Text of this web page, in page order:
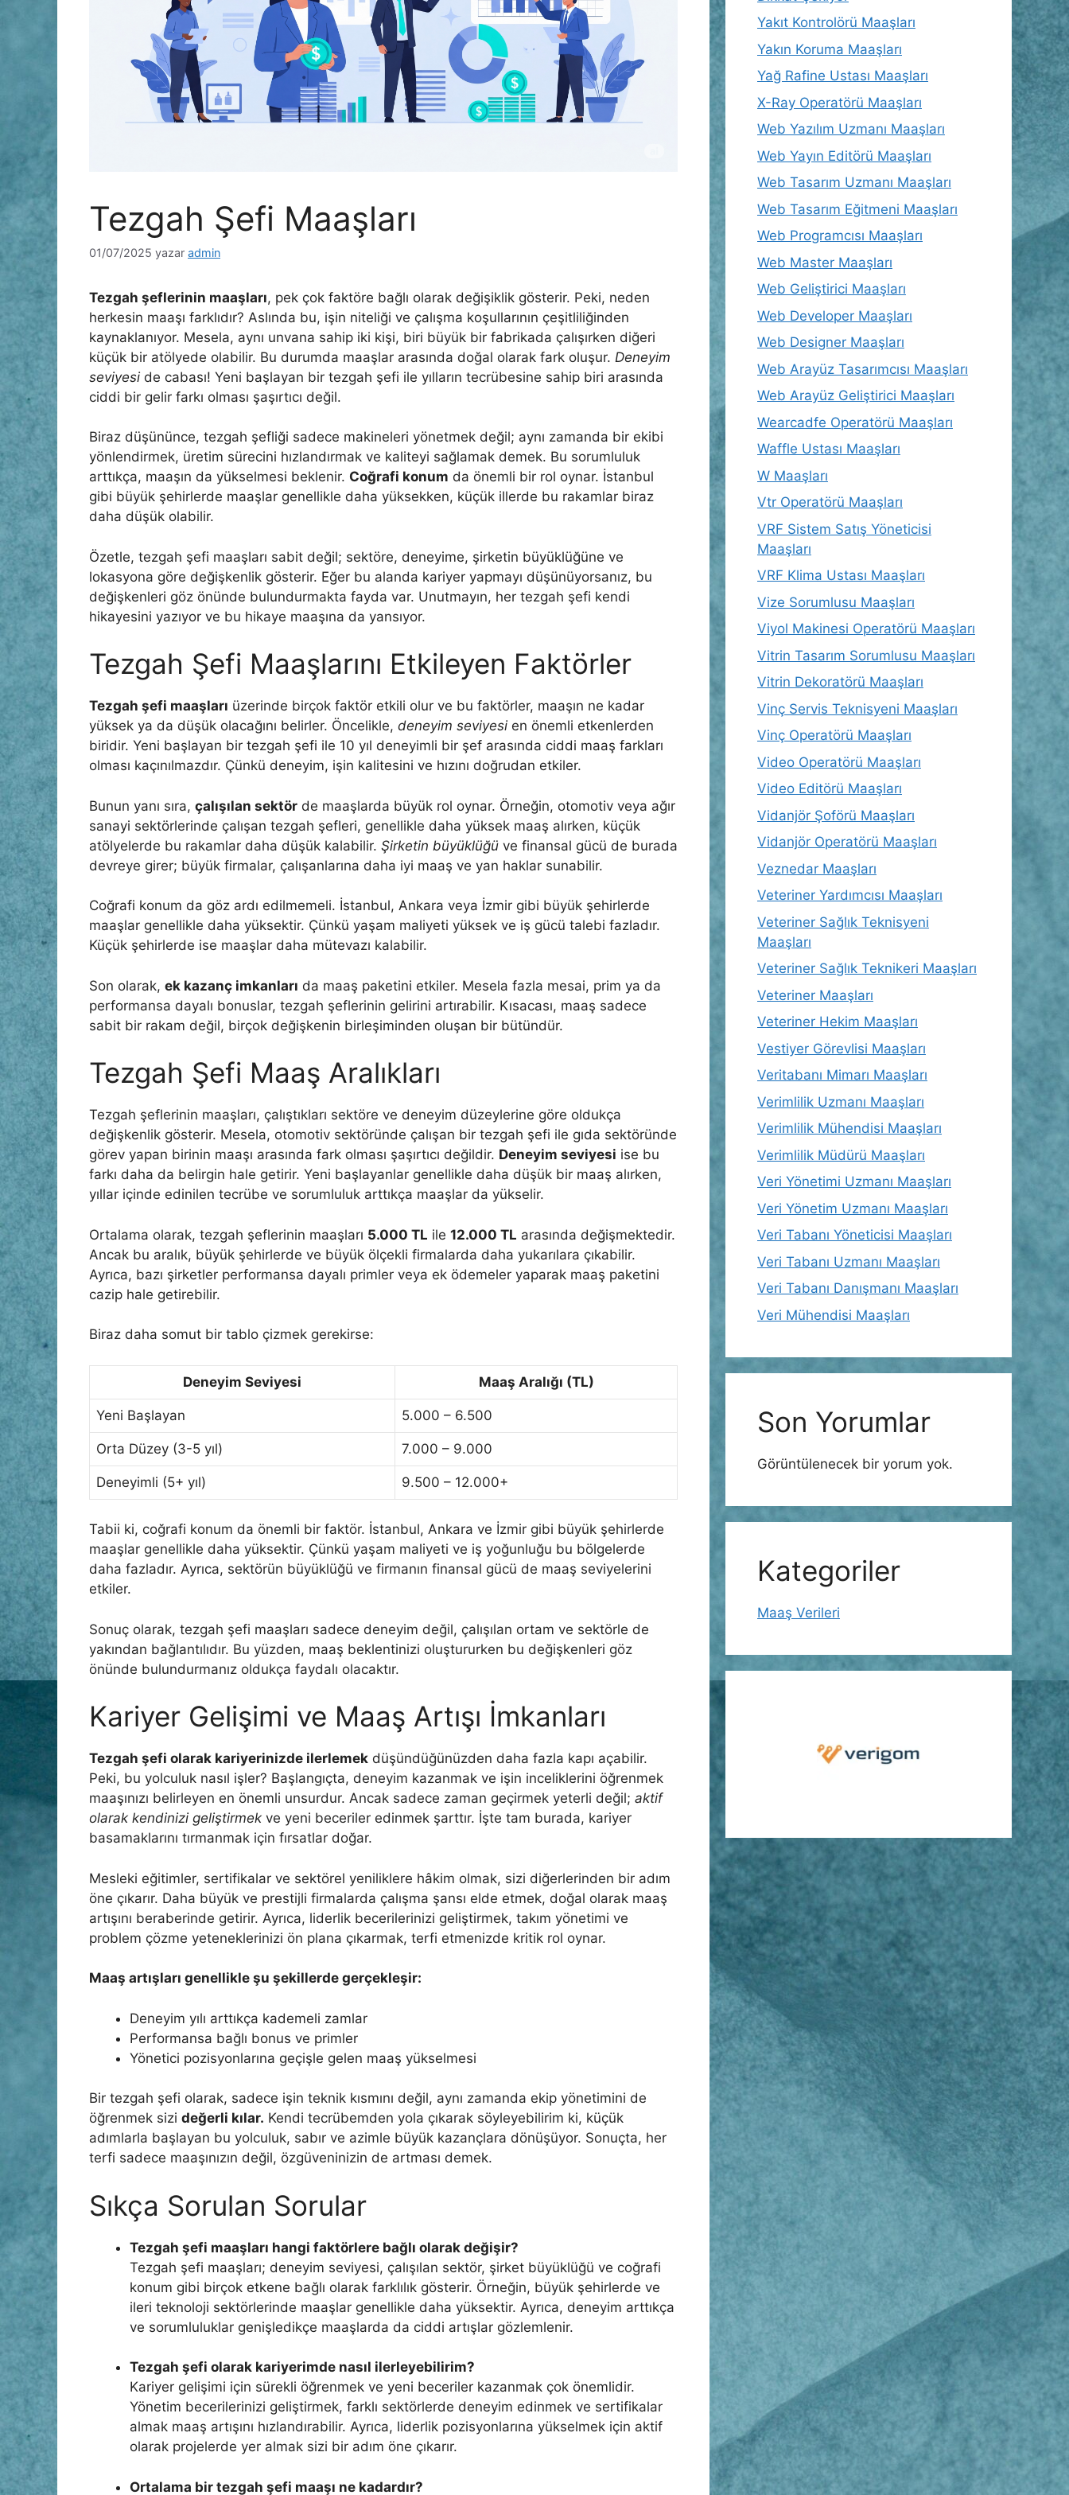
Tezgah Şefi Maaşları
01/07/2025 yazar admin
Tezgah şeflerinin maaşları, pek çok faktöre bağlı olarak değişiklik gösterir. Peki, neden
herkesin maaşı farklıdır? Aslında bu, işin niteliği ve çalışma koşullarının çeşitliliğinden
kaynaklanıyor. Mesela, aynı unvana sahip iki kişi, biri büyük bir fabrikada çalışırken diğeri
küçük bir atölyede olabilir. Bu durumda maaşlar arasında doğal olarak fark oluşur. Deneyim
seviyesi de cabası! Yeni başlayan bir tezgah şefi ile yılların tecrübesine sahip biri arasında
ciddi bir gelir farkı olması şaşırtıcı değil.
Biraz düşününce, tezgah şefliği sadece makineleri yönetmek değil; aynı zamanda bir ekibi
yönlendirmek, üretim sürecini hızlandırmak ve kaliteyi sağlamak demek. Bu sorumluluk
arttıkça, maaşın da yükselmesi beklenir. Coğrafi konum da önemli bir rol oynar. İstanbul
gibi büyük şehirlerde maaşlar genellikle daha yüksekken, küçük illerde bu rakamlar biraz
daha düşük olabilir.
Özetle, tezgah şefi maaşları sabit değil; sektöre, deneyime, şirketin büyüklüğüne ve
lokasyona göre değişkenlik gösterir. Eğer bu alanda kariyer yapmayı düşünüyorsanız, bu
değişkenleri göz önünde bulundurmakta fayda var. Unutmayın, her tezgah şefi kendi
hikayesini yazıyor ve bu hikaye maaşına da yansıyor.
Tezgah Şefi Maaşlarını Etkileyen Faktörler
Tezgah şefi maaşları üzerinde birçok faktör etkili olur ve bu faktörler, maaşın ne kadar
yüksek ya da düşük olacağını belirler. Öncelikle, deneyim seviyesi en önemli etkenlerden
biridir. Yeni başlayan bir tezgah şefi ile 10 yıl deneyimli bir şef arasında ciddi maaş farkları
olması kaçınılmazdır. Çünkü deneyim, işin kalitesini ve hızını doğrudan etkiler.
Bunun yanı sıra, çalışılan sektör de maaşlarda büyük rol oynar. Örneğin, otomotiv veya ağır
sanayi sektörlerinde çalışan tezgah şefleri, genellikle daha yüksek maaş alırken, küçük
atölyelerde bu rakamlar daha düşük kalabilir. Şirketin büyüklüğü ve finansal gücü de burada
devreye girer; büyük firmalar, çalışanlarına daha iyi maaş ve yan haklar sunabilir.
Coğrafi konum da göz ardı edilmemeli. İstanbul, Ankara veya İzmir gibi büyük şehirlerde
maaşlar genellikle daha yüksektir. Çünkü yaşam maliyeti yüksek ve iş gücü talebi fazladır.
Küçük şehirlerde ise maaşlar daha mütevazı kalabilir.
Son olarak, ek kazanç imkanları da maaş paketini etkiler. Mesela fazla mesai, prim ya da
performansa dayalı bonuslar, tezgah şeflerinin gelirini artırabilir. Kısacası, maaş sadece
sabit bir rakam değil, birçok değişkenin birleşiminden oluşan bir bütündür.
Tezgah Şefi Maaş Aralıkları
Tezgah şeflerinin maaşları, çalıştıkları sektöre ve deneyim düzeylerine göre oldukça
değişkenlik gösterir. Mesela, otomotiv sektöründe çalışan bir tezgah şefi ile gıda sektöründe
görev yapan birinin maaşı arasında fark olması şaşırtıcı değildir. Deneyim seviyesi ise bu
farkı daha da belirgin hale getirir. Yeni başlayanlar genellikle daha düşük bir maaş alırken,
yıllar içinde edinilen tecrübe ve sorumluluk arttıkça maaşlar da yükselir.
Ortalama olarak, tezgah şeflerinin maaşları 5.000 TL ile 12.000 TL arasında değişmektedir.
Ancak bu aralık, büyük şehirlerde ve büyük ölçekli firmalarda daha yukarılara çıkabilir.
Ayrıca, bazı şirketler performansa dayalı primler veya ek ödemeler yaparak maaş paketini
cazip hale getirebilir.
Biraz daha somut bir tablo çizmek gerekirse:
Deneyim Seviyesi Maaş Aralığı (TL)
Yeni Başlayan 5.000 – 6.500
Orta Düzey (3-5 yıl) 7.000 – 9.000
Deneyimli (5+ yıl) 9.500 – 12.000+
Tabii ki, coğrafi konum da önemli bir faktör. İstanbul, Ankara ve İzmir gibi büyük şehirlerde
maaşlar genellikle daha yüksektir. Çünkü yaşam maliyeti ve iş yoğunluğu bu bölgelerde
daha fazladır. Ayrıca, sektörün büyüklüğü ve firmanın finansal gücü de maaş seviyelerini
etkiler.
Sonuç olarak, tezgah şefi maaşları sadece deneyim değil, çalışılan ortam ve sektörle de
yakından bağlantılıdır. Bu yüzden, maaş beklentinizi oluştururken bu değişkenleri göz
önünde bulundurmanız oldukça faydalı olacaktır.
Kariyer Gelişimi ve Maaş Artışı İmkanları
Tezgah şefi olarak kariyerinizde ilerlemek düşündüğünüzden daha fazla kapı açabilir.
Peki, bu yolculuk nasıl işler? Başlangıçta, deneyim kazanmak ve işin inceliklerini öğrenmek
maaşınızı belirleyen en önemli unsurdur. Ancak sadece zaman geçirmek yeterli değil; aktif
olarak kendinizi geliştirmek ve yeni beceriler edinmek şarttır. İşte tam burada, kariyer
basamaklarını tırmanmak için fırsatlar doğar.
Mesleki eğitimler, sertifikalar ve sektörel yeniliklere hâkim olmak, sizi diğerlerinden bir adım
öne çıkarır. Daha büyük ve prestijli firmalarda çalışma şansı elde etmek, doğal olarak maaş
artışını beraberinde getirir. Ayrıca, liderlik becerilerinizi geliştirmek, takım yönetimi ve
problem çözme yeteneklerinizi ön plana çıkarmak, terfi etmenizde kritik rol oynar.
Maaş artışları genellikle şu şekillerde gerçekleşir:
Deneyim yılı arttıkça kademeli zamlar
Performansa bağlı bonus ve primler
Yönetici pozisyonlarına geçişle gelen maaş yükselmesi
Bir tezgah şefi olarak, sadece işin teknik kısmını değil, aynı zamanda ekip yönetimini de
öğrenmek sizi değerli kılar. Kendi tecrübemden yola çıkarak söyleyebilirim ki, küçük
adımlarla başlayan bu yolculuk, sabır ve azimle büyük kazançlara dönüşüyor. Sonuçta, her
terfi sadece maaşınızın değil, özgüveninizin de artması demek.
Sıkça Sorulan Sorular
Tezgah şefi maaşları hangi faktörlere bağlı olarak değişir?
Tezgah şefi maaşları; deneyim seviyesi, çalışılan sektör, şirket büyüklüğü ve coğrafi
konum gibi birçok etkene bağlı olarak farklılık gösterir. Örneğin, büyük şehirlerde ve
ileri teknoloji sektörlerinde maaşlar genellikle daha yüksektir. Ayrıca, deneyim arttıkça
ve sorumluluklar genişledikçe maaşlarda da ciddi artışlar gözlemlenir.
Tezgah şefi olarak kariyerimde nasıl ilerleyebilirim?
Kariyer gelişimi için sürekli öğrenmek ve yeni beceriler kazanmak çok önemlidir.
Yönetim becerilerinizi geliştirmek, farklı sektörlerde deneyim edinmek ve sertifikalar
almak maaş artışını hızlandırabilir. Ayrıca, liderlik pozisyonlarına yükselmek için aktif
olarak projelerde yer almak sizi bir adım öne çıkarır.
Ortalama bir tezgah şefi maaşı ne kadardır?
Yakıt Kontrolörü Maaşları
Yakın Koruma Maaşları
Yağ Rafine Ustası Maaşları
X-Ray Operatörü Maaşları
Web Yazılım Uzmanı Maaşları
Web Yayın Editörü Maaşları
Web Tasarım Uzmanı Maaşları
Web Tasarım Eğitmeni Maaşları
Web Programcısı Maaşları
Web Master Maaşları
Web Geliştirici Maaşları
Web Developer Maaşları
Web Designer Maaşları
Web Arayüz Tasarımcısı Maaşları
Web Arayüz Geliştirici Maaşları
Wearcadfe Operatörü Maaşları
Waffle Ustası Maaşları
W Maaşları
Vtr Operatörü Maaşları
VRF Sistem Satış Yöneticisi
Maaşları
VRF Klima Ustası Maaşları
Vize Sorumlusu Maaşları
Viyol Makinesi Operatörü Maaşları
Vitrin Tasarım Sorumlusu Maaşları
Vitrin Dekoratörü Maaşları
Vinç Servis Teknisyeni Maaşları
Vinç Operatörü Maaşları
Video Operatörü Maaşları
Video Editörü Maaşları
Vidanjör Şoförü Maaşları
Vidanjör Operatörü Maaşları
Veznedar Maaşları
Veteriner Yardımcısı Maaşları
Veteriner Sağlık Teknisyeni
Maaşları
Veteriner Sağlık Teknikeri Maaşları
Veteriner Maaşları
Veteriner Hekim Maaşları
Vestiyer Görevlisi Maaşları
Veritabanı Mimarı Maaşları
Verimlilik Uzmanı Maaşları
Verimlilik Mühendisi Maaşları
Verimlilik Müdürü Maaşları
Veri Yönetimi Uzmanı Maaşları
Veri Yönetim Uzmanı Maaşları
Veri Tabanı Yöneticisi Maaşları
Veri Tabanı Uzmanı Maaşları
Veri Tabanı Danışmanı Maaşları
Veri Mühendisi Maaşları
Son Yorumlar
Görüntülenecek bir yorum yok.
Kategoriler
Maaş Verileri